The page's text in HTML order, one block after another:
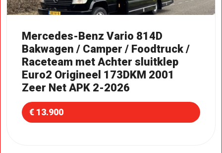
Mercedes-Benz Vario 814D
Bakwagen / Camper / Foodtruck /
Raceteam met Achter sluitklep
Euro2 Origineel 173DKM 2001
Zeer Net APK 2-2026
€ 13.900